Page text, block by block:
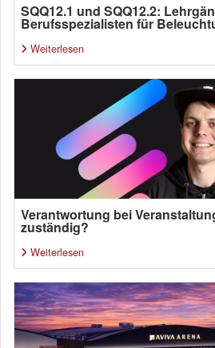
SQQ12.1 und SQQ12.2:
Berufsspezialisten für
Weiterlesen
Verantwortung bei
zuständig?
Weiterlesen